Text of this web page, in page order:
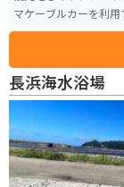
マケーブルカーを利
できます。山頂から
めとする10の県を一
長浜海水浴場